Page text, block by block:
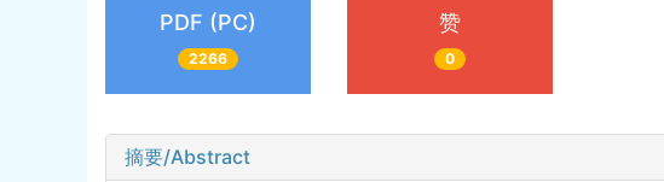
PDF (PC)
2266
赞
0
摘要/Abstract